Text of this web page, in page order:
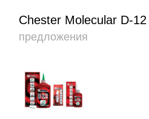
Chester Molecular D-12
предложения